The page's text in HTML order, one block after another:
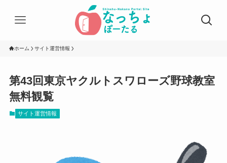
ホーム サイト運営情報
第43回東京ヤクルトスワローズ野球教室
無料観覧
サイト運営情報